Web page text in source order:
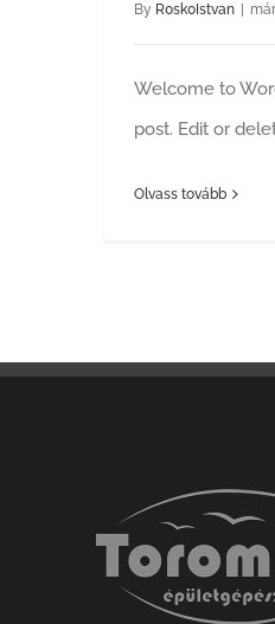
By R0sk0Istvan
Welcome to
post. Edit or
Olvass tovább